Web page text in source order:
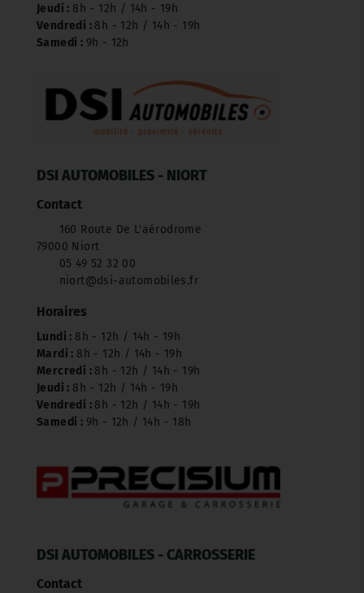
Jeudi : 8h - 12h / 14h - 19h
Vendredi : 8h - 12h / 14h - 19h
Samedi : 9h - 12h
DSI AUTOMOBILES - NIORT
Contact
160 Route De L'aérodrome
79000 Niort
05 49 52 32 00
niort@dsi-automobiles.fr
Horaires
Lundi : 8h - 12h / 14h - 19h
Mardi : 8h - 12h / 14h - 19h
Mercredi : 8h - 12h / 14h - 19h
Jeudi : 8h - 12h / 14h - 19h
Vendredi : 8h - 12h / 14h - 19h
Samedi : 9h - 12h / 14h - 18h
DSI AUTOMOBILES - CARROSSERIE
Contact